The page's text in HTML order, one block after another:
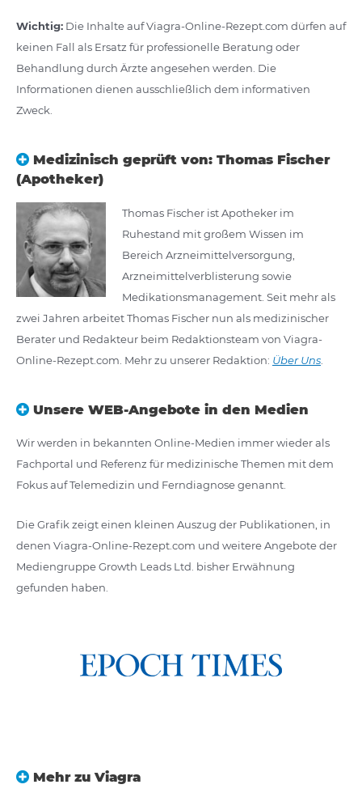
Wichtig: Die Inhalte auf Viagra-Online-Rezept.com dürfen auf
keinen Fall als Ersatz für professionelle Beratung oder
Behandlung durch Ärzte angesehen werden. Die
Informationen dienen ausschließlich dem informativen
Zweck.
Medizinisch geprüft von: Thomas Fischer
(Apotheker)
Thomas Fischer ist Apotheker im
Ruhestand mit großem Wissen im
Bereich Arzneimittelversorgung,
Arzneimittelverblisterung sowie
Medikationsmanagement. Seit mehr als
zwei Jahren arbeitet Thomas Fischer nun als medizinischer
Berater und Redakteur beim Redaktionsteam von Viagra-
Online-Rezept.com. Mehr zu unserer Redaktion: Über Uns
Unsere WEB-Angebote in den Medien
Wir werden in bekannten Online-Medien immer wieder als
Fachportal und Referenz für medizinische Themen mit dem
Fokus auf Telemedizin und Ferndiagnose genannt.
Die Grafik zeigt einen kleinen Auszug der Publikationen, in
denen Viagra-Online-Rezept.com und weitere Angebote der
Mediengruppe Growth Leads Ltd. bisher Erwähnung
gefunden haben.
Mehr zu Viagra